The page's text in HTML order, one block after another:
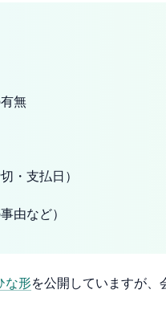
無
・支払日）
由など）
な形を公開していますが、